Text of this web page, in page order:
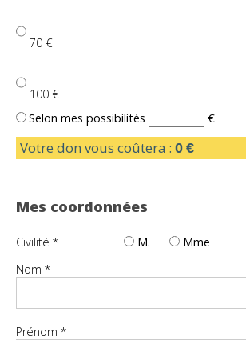
70 €
100 €
Selon mes possibilités
€
Votre don vous coûtera : 0€
Mes coordonnées
Civilité * M.
Mme
Nom *
Prénom *